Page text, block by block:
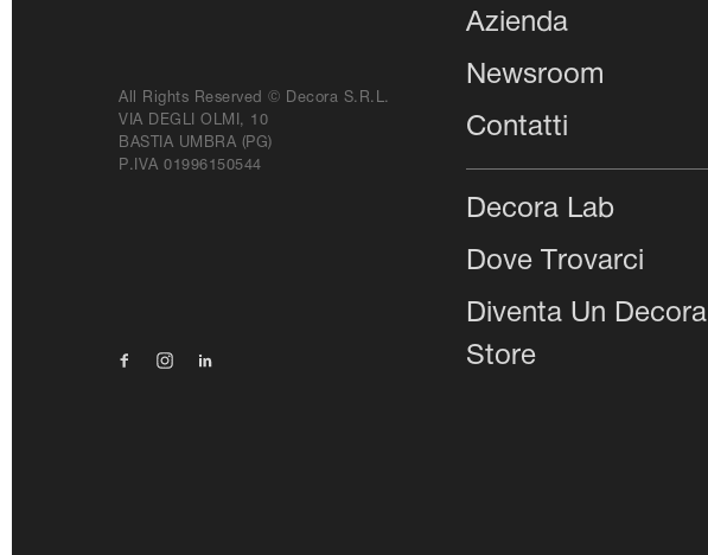
All Rights Reserved © Decora S.r.l.
VIA DEGLI OLMI, 10
BASTIA UMBRA (PG)
P.IVA 01996150544
FacebookInstagram
Linkedin
Azienda
Newsroom
Contatti
Decora Lab
Dove Trovarci
Diventa Un Decora
Store